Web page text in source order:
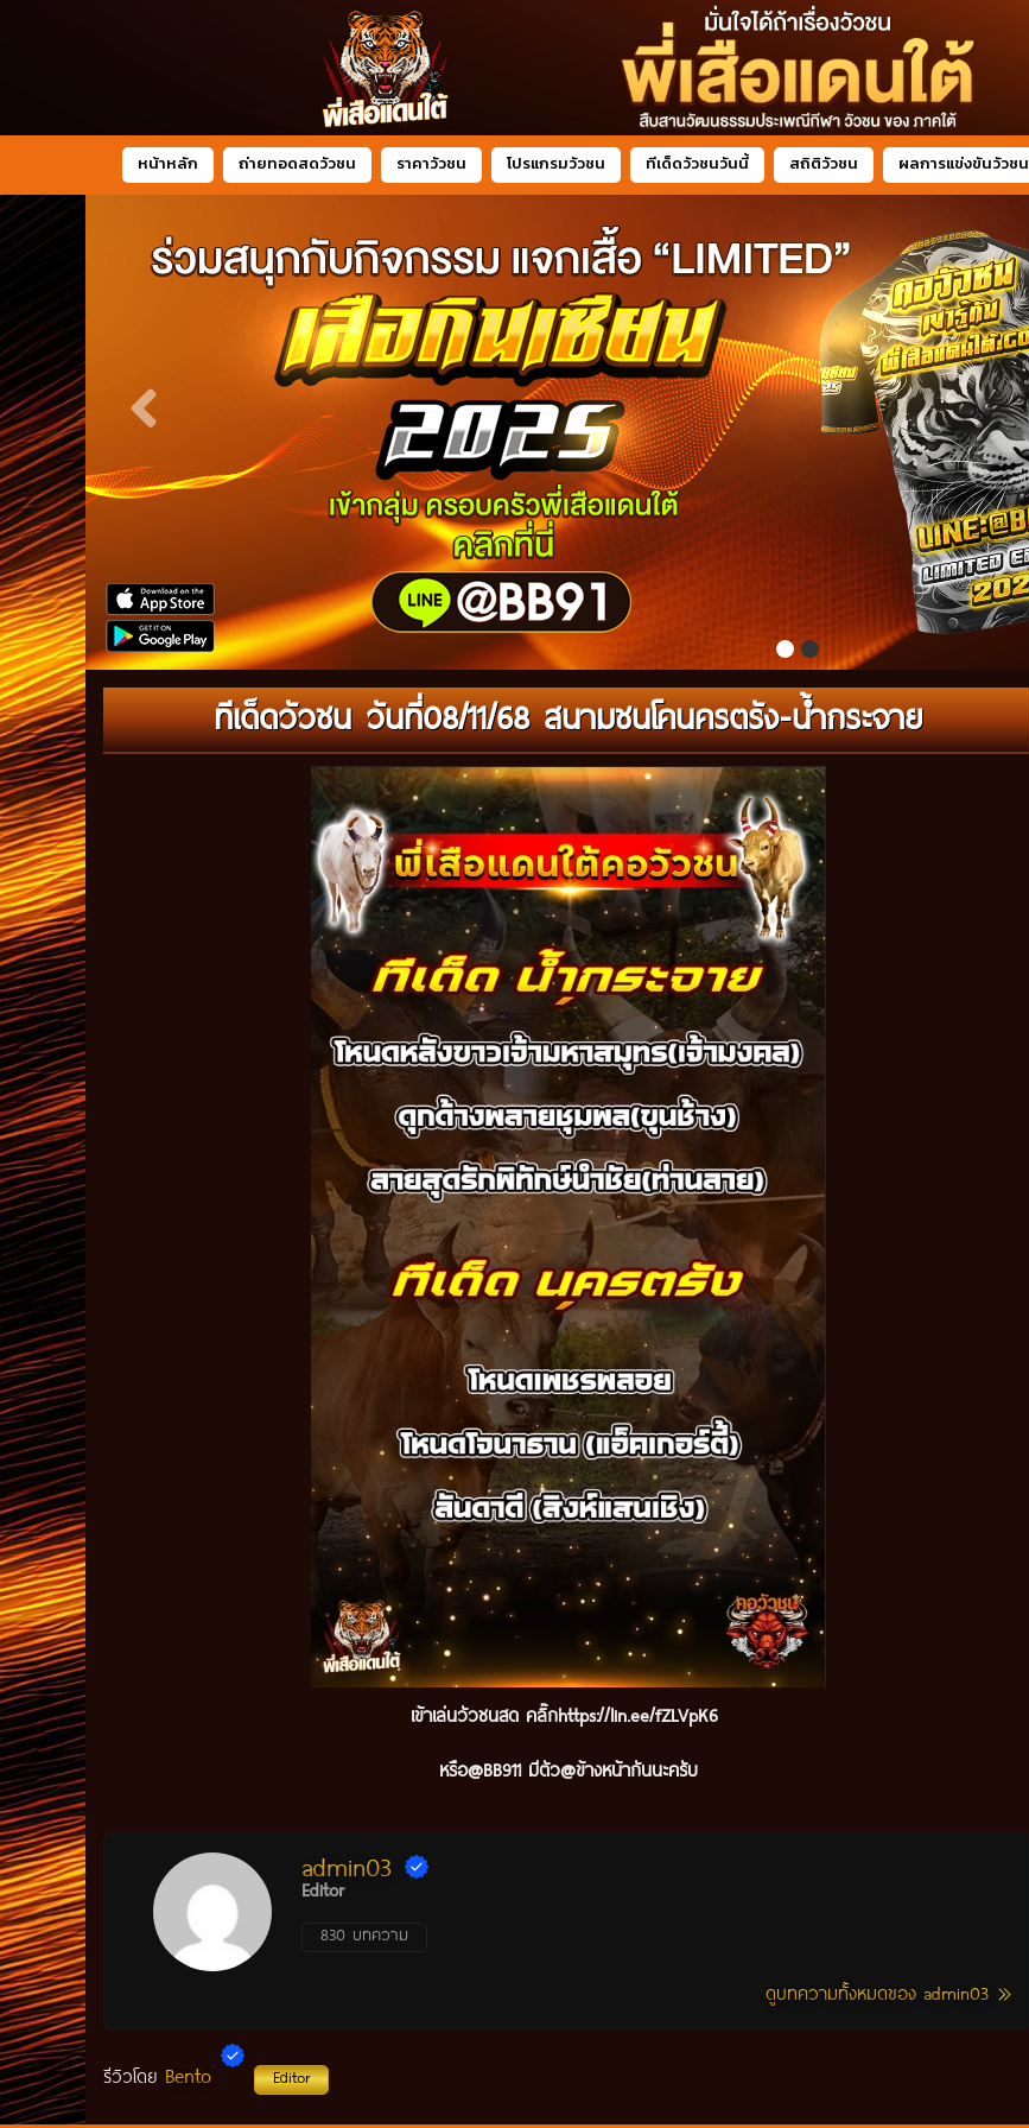
หน้าหลัก ถ่ายทอดสดวัวชน ราคาวัวชน โปรแกรมวัวชน ทีเด็ดวัวชนวันนี้ สถิติวัวชน ผลการแข่งขันวัวชน
ทีเด็ดวัวชน วันที่08/11/68 สนามชนโคนครตรัง-น้ำกระจาย
เข้าเล่นวัวชนสด คลิ๊กhttps://lin.ee/fZLVpK6
หรือ@BB911 มีตัว@ข้างหน้ากันนะครับ
admin03
Editor
830 บทความ
ดูบทความทั้งหมดของ admin03
รีวิวโดย Bento Editor